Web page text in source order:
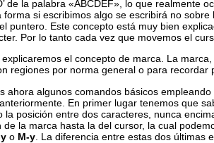
de la palabra «ABCDEF», lo que realmente
forma si escribimos algo se escribirá no sobre
puntero. Este concepto está muy bien
Por lo tanto cada vez que movemos el
explicaremos el concepto de marca. La
regiones por norma general o para
ahora algunos comandos básicos
En primer lugar tenemos que
la posición entre dos caracteres, nunca
de la marca hasta la del cursor, la cual
o M-y . La diferencia entre estas dos últimas